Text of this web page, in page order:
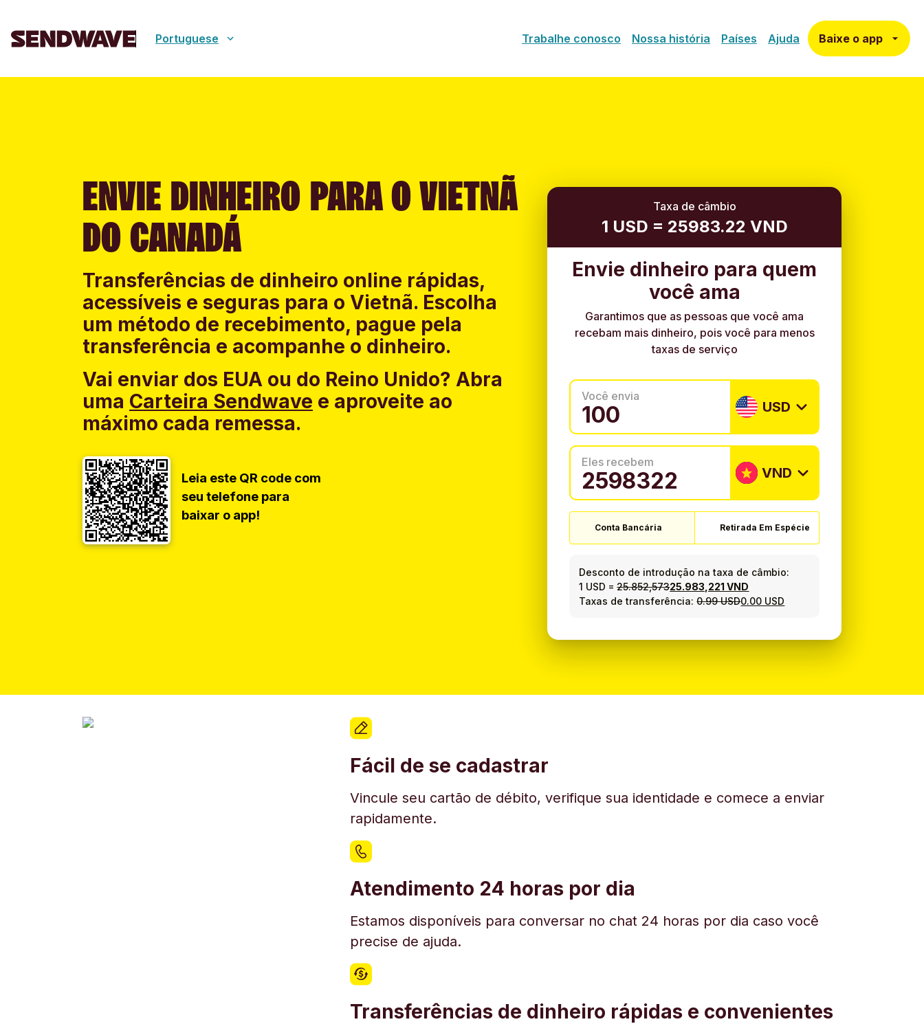
Portuguese Trabalhe conosco Nossa história Países Ajuda Baixe o app
ENVIE DINHEIRO PARA O VIETNÃ
DO CANADÁ
Transferências de dinheiro online rápidas,
acessíveis e seguras para o Vietnã. Escolha
um método de recebimento, pague pela
transferência e acompanhe o dinheiro.
Vai enviar dos EUA ou do Reino Unido? Abra
uma Carteira Sendwave e aproveite ao
máximo cada remessa.
Leia este QR code com
seu telefone para
baixar o app!
Taxa de câmbio
1 USD = 25983.22 VND
Envie dinheiro para quem
você ama
Garantimos que as pessoas que você ama
recebam mais dinheiro, pois você para menos
taxas de serviço
Você envia
USD
Eles recebem
VND
Conta Bancária Retirada Em Espécie
Desconto de introdução na taxa de câmbio:
1 USD =25.852,57325.983,221 VND
Taxas de transferência:0.99 USD0.00 USD
Fácil de se cadastrar
Vincule seu cartão de débito, verifique sua identidade e comece a enviar
rapidamente.
Atendimento 24 horas por dia
Estamos disponíveis para conversar no chat 24 horas por dia caso você
precise de ajuda.
Transferências de dinheiro rápidas e convenientes